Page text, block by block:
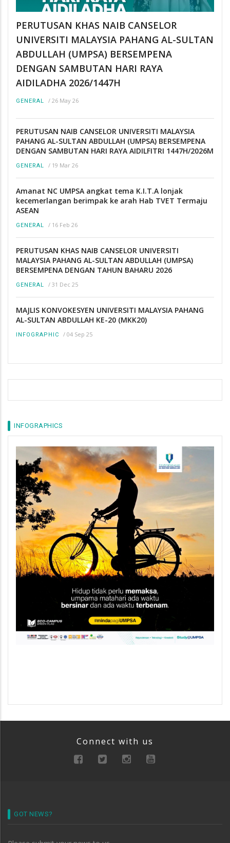
PERUTUSAN KHAS NAIB CANSELOR
UNIVERSITI MALAYSIA PAHANG AL-SULTAN
ABDULLAH (UMPSA) BERSEMPENA
DENGAN SAMBUTAN HARI RAYA
AIDILADHA 2026/1447H
GENERAL / 26 May 26
PERUTUSAN NAIB CANSELOR UNIVERSITI MALAYSIA
PAHANG AL-SULTAN ABDULLAH (UMPSA) BERSEMPENA
DENGAN SAMBUTAN HARI RAYA AIDILFITRI 1447H/2026M
GENERAL / 19 Mar 26
Amanat NC UMPSA angkat tema K.I.T.A lonjak
kecemerlangan berimpak ke arah Hab TVET Termaju
ASEAN
GENERAL / 16 Feb 26
PERUTUSAN KHAS NAIB CANSELOR UNIVERSITI
MALAYSIA PAHANG AL-SULTAN ABDULLAH (UMPSA)
BERSEMPENA DENGAN TAHUN BAHARU 2026
GENERAL / 31 Dec 25
MAJLIS KONVOKESYEN UNIVERSITI MALAYSIA PAHANG
AL-SULTAN ABDULLAH KE-20 (MKK20)
INFOGRAPHIC / 04 Sep 25
INFOGRAPHICS
Connect with us
GOT NEWS?